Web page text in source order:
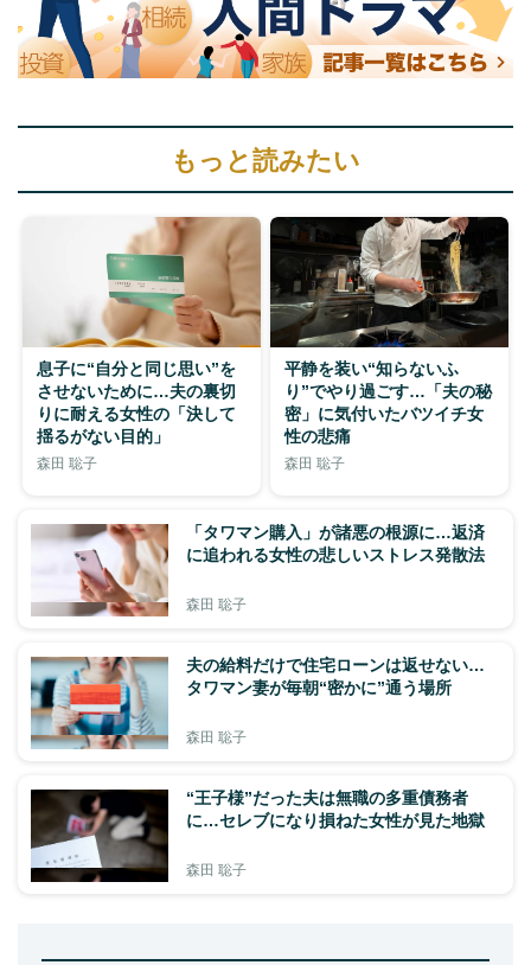
もっと読みたい
息子に“自分と同じ思い”を
させないために…夫の裏切
りに耐える女性の「決して
揺るがない目的」
森田 聡子
平静を装い“知らないふ
り”でやり過ごす…「夫の秘
密」に気付いたバツイチ女
性の悲痛
森田 聡子
「タワマン購入」が諸悪の根源に…返済
に追われる女性の悲しいストレス発散法
森田 聡子
夫の給料だけで住宅ローンは返せない…
タワマン妻が毎朝“密かに”通う場所
森田 聡子
“王子様”だった夫は無職の多重債務者
に…セレブになり損ねた女性が見た地獄
森田 聡子